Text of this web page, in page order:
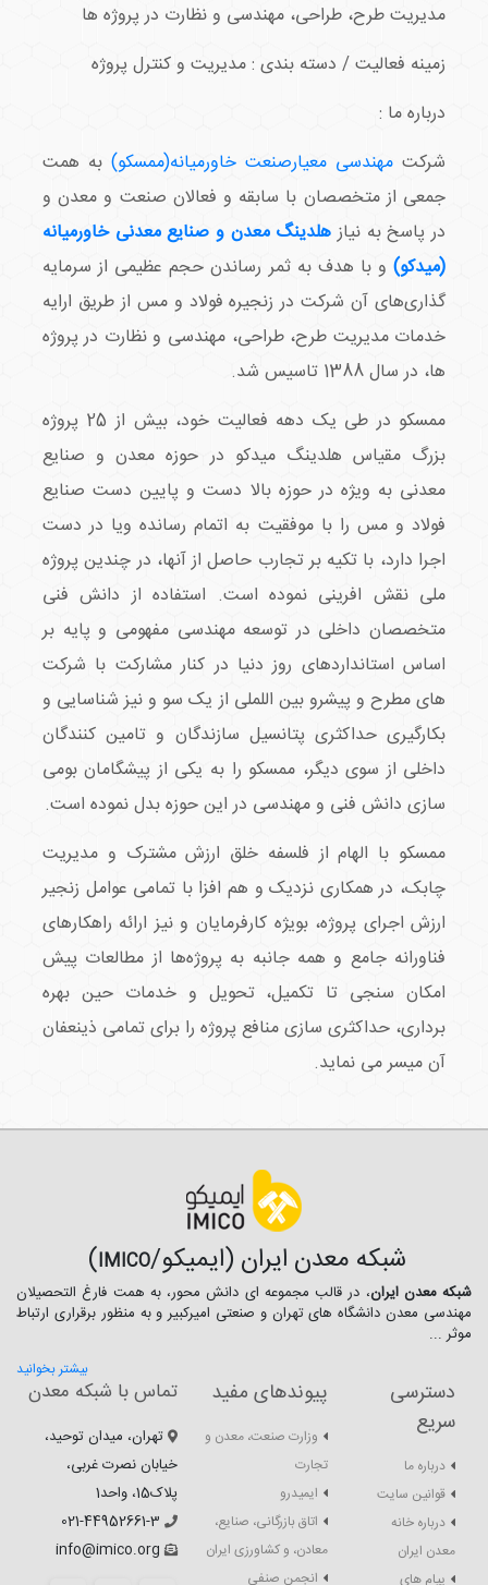
مدیریت طرح، طراحی، مهندسی و نظارت در پروژه ها
زمینه فعالیت / دسته بندی : مدیریت و کنترل پروژه
درباره ما :
شرکت مهندسی معیارصنعت خاورمیانه(ممسکو) به همت
جمعی از متخصصان با سابقه و فعالان صنعت و معدن و
در پاسخ به نیازهلدینگ معدن و صنایع معدنی خاورمیانه
(میدکو)و با هدف به ثمر رساندن حجم عظیمی از سرمایه
گذاری‌های آن شرکت در زنجیره فولاد و مس از طریق ارایه
خدمات مدیریت طرح، طراحی، مهندسی و نظارت در پروژه
ها، در سال 1388 تاسیس شد.
ممسکو در طی یک دهه فعالیت خود، بیش از 25 پروژه
بزرگ مقیاس هلدینگ میدکو در حوزه معدن و صنایع
معدنی به ویژه در حوزه بالا دست و پایین دست صنایع
فولاد و مس را با موفقیت به اتمام رسانده ویا در دست
اجرا دارد، با تکیه بر تجارب حاصل از آنها، در چندین پروژه
ملی نقش افرینی نموده است. استفاده از دانش فنی
متخصصان داخلی در توسعه مهندسی مفهومی و پایه بر
اساس استانداردهای روز دنیا در کنار مشارکت با شرکت
های مطرح و پیشرو بین اللملی از یک سو و نیز شناسایی و
بکارگیری حداکثری پتانسیل سازندگان و تامین کنندگان
داخلی از سوی دیگر، ممسکو را به یکی از پیشگامان بومی
سازی دانش فنی و مهندسی در این حوزه بدل نموده است.
ممسکو با الهام از فلسفه خلق ارزش مشترک و مدیریت
چابک، در همکاری نزدیک و هم افزا با تمامی عوامل زنجیر
ارزش اجرای پروژه، بویژه کارفرمایان و نیز ارائه راهکارهای
فناورانه جامع و همه جانبه به پروژه‌ها از مطالعات پیش
امکان سنجی تا تکمیل، تحویل و خدمات حین بهره
برداری، حداکثری سازی منافع پروژه را برای تمامی ذینعفان
آن میسر می نماید.
شبکه معدن ایران (ایمیکو/IMICO
)
شبکه معدن ایران، در قالب مجموعه ای دانش محور، به همت فارغ­ التحصیلان
مهندسی معدن دانشگاه ­های تهران و صنعتی امیرکبیر و به منظور برقراری ارتباط
موثر ...
بیشتر بخوانید
دسترسی
سریع
درباره ما
قوانین سایت
درباره خانه
معدن ایران
پیام های
پیوندهای مفید
وزارت صنعت، معدن و
تجارت
ایمیدرو
اتاق بازرگانی، صنایع،
معادن، و کشاورزی ایران
انجمن صنفی
تماس با شبکه معدن
تهران، میدان توحید،
خیابان نصرت غربی،
پلاک15، واحد1
021-44952661-3
info@imico.org